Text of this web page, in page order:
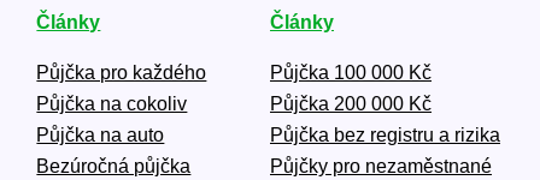
Články
Půjčka pro každého
Půjčka na cokoliv
Půjčka na auto
Bezúročná půjčka
Články
Půjčka 100 000 Kč
Půjčka 200 000 Kč
Půjčka bez registru a rizika
Půjčky pro nezaměstnané